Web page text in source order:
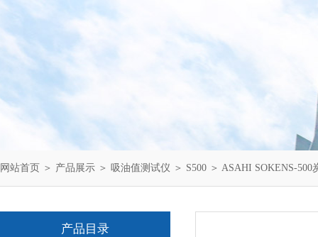
网站首页 ＞ 产品展示 ＞ 吸油值测试仪 ＞ S500 ＞ ASAHI SOKENS-
产品目录